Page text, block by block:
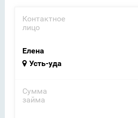
Контактное
лицо
Елена
Усть-уда
Сумма
займа